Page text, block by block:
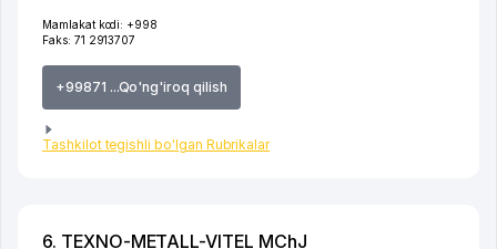
Mamlakat kodi: +998
Faks: 71 2913707
+99871 ...Qo'ng'iroq qilish
Tashkilot tegishli bo'lgan Rubrikalar
6. TEXNO-METALL-VITEL MChJ